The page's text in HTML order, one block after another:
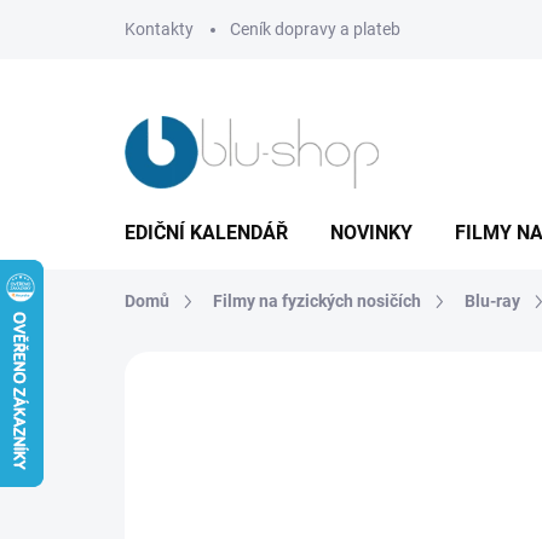
Kontakty Ceník dopravy a plateb
EDIČNÍ KALENDÁŘ NOVINKY FILMY
Domů Filmy na fyzických nosičích Blu-ray